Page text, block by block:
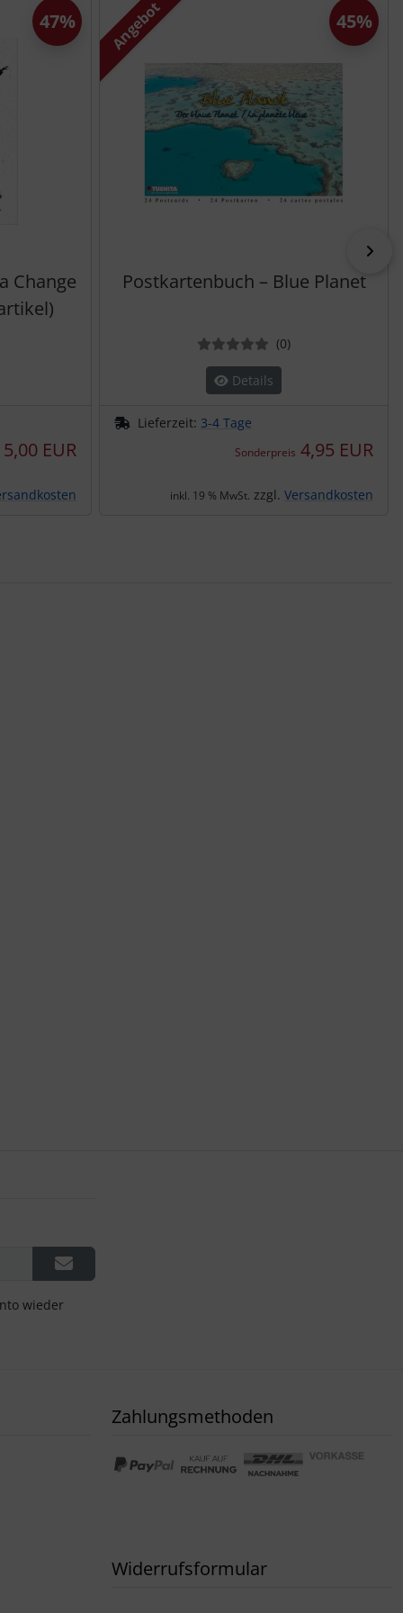
Change
5,00 EUR
47% Angebot
Postkartenbuch – Blue Planet
(0Bewertungen
)
Details
Lieferzeit: 3-4 Tage
Sonderpreis 4,95 EUR
45%
inkl. 19 % MwSt. zzgl. Versandkosten
wieder
Zahlungsmethoden
Widerrufsformular